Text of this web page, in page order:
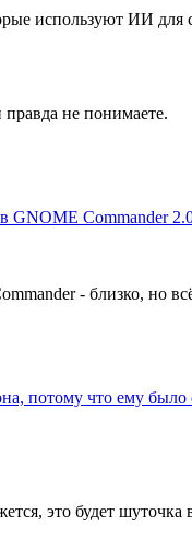
используют ИИ для
не понимаете.
GNOME Commander
- близко, но
потому что ему
это будет